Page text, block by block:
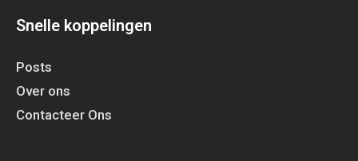
Snelle koppelingen
Posts
Over ons
Contacteer Ons